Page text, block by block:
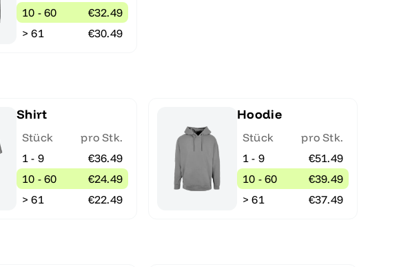
10 - 60
€32.49
> 61
€30.49
Shirt
Stück
pro Stk.
1 - 9
€36.49
10 - 60
€24.49
> 61
€22.49
Hoodie
Stück
pro Stk.
1 - 9
€51.49
10 - 60
€39.49
> 61
€37.49